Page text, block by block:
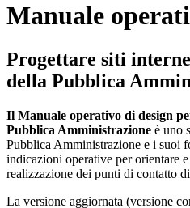
Manuale
Progettare siti
della Pubblica
Il Manuale operativo di design
Pubblica Amministrazione è uno
Pubblica Amministrazione e i suoi
indicazioni operative per orientare
realizzazione dei punti di contatto
La versione aggiornata (versione